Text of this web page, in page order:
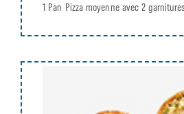
1 Pan Pizza moyenne avec 2 garnitures